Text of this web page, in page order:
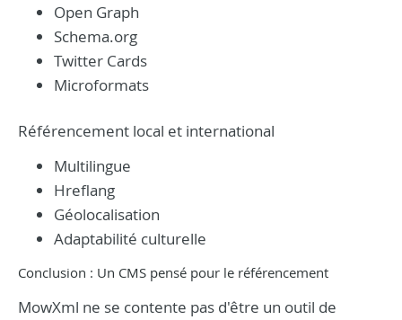
Open Graph
Schema.org
Twitter Cards
Microformats
Référencement local et international
Multilingue
Hreflang
Géolocalisation
Adaptabilité culturelle
Conclusion : Un CMS pensé pour le référencement
MowXml ne se contente pas d'être un outil de